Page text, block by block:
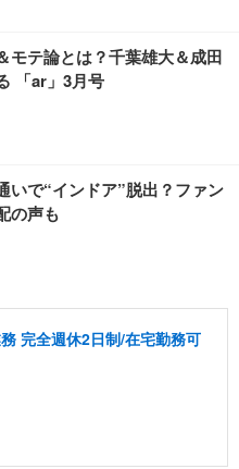
モテ論とは？千葉雄大＆成田
「ar」3月号
いで“インドア”脱出？ファン
の声も
完全週休2日制/在宅勤務可